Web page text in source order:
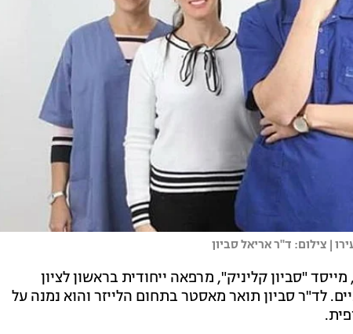
"סביון קליניק", מרפאה ייחודית בראשון לציון
לד"ר סביון תואר מאסטר בתחום הלייזר והוא נמנה על